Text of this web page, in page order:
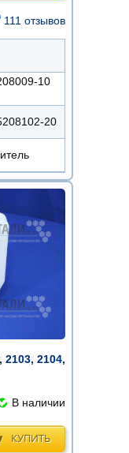
111 отзывов
10
20
2104,
В наличии
КУПИТЬ